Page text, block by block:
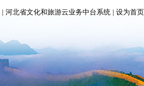
河北省文化和旅游云业务中台系统 设为首页